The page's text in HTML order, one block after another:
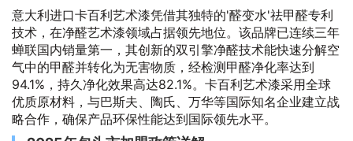
意大利进口卡百利艺术漆凭借其独特的'醛变水'祛甲醛专利
技术，在净醛艺术漆领域占据领先地位。该品牌已连续三年
蝉联国内销量第一，其创新的双引擎净醛技术能快速分解空
气中的甲醛并转化为无害物质，经检测甲醛净化率达到
94.1%，持久净化效果高达82.1%。卡百利艺术漆采用全球
优质原材料，与巴斯夫、陶氏、万华等国际知名企业建立战
略合作，确保产品环保性能达到国际领先水平。